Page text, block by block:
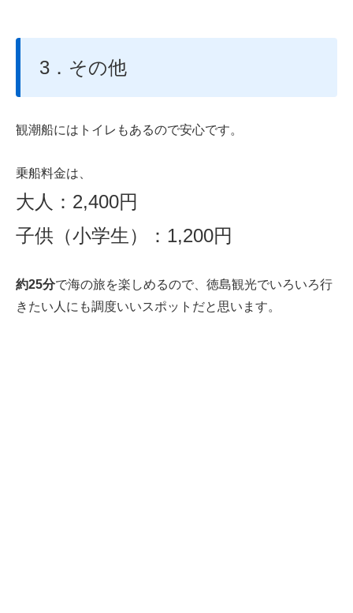
3．その他
観潮船にはトイレもあるので安心です。
乗船料金は、
大人：2,400円
子供（小学生）：1,200円
約25分で海の旅を楽しめるので、徳島観光でいろいろ行
きたい人にも調度いいスポットだと思います。